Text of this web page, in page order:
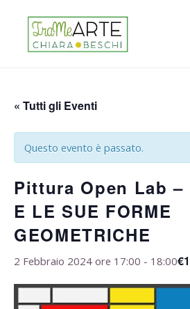
« Tutti gli Eventi
Questo evento è passato.
Pittura Open Lab –
E LE SUE FORME
GEOMETRICHE
2 Febbraio 2024 ore 17:00 - 18:00